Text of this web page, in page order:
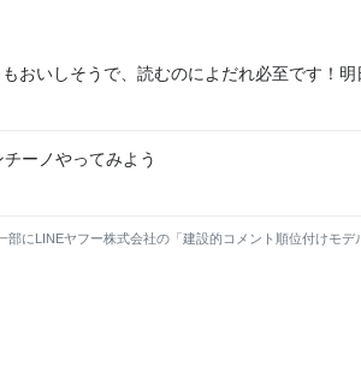
おいしそうで、読むのによだれ必至です！
ーノやってみよう
部にLINEヤフー株式会社の「建設的コメント順位付けモデ